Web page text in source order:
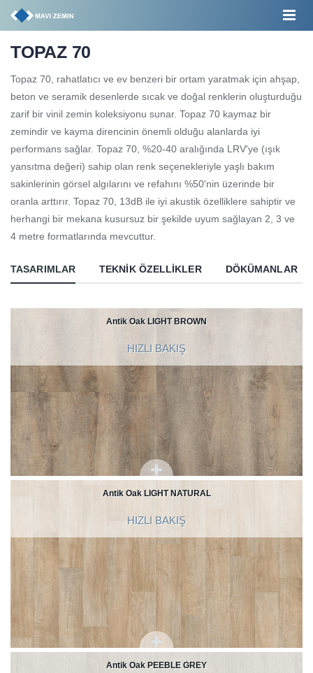
TOPAZ 70
Topaz 70, rahatlatıcı ve ev benzeri bir ortam yaratmak için ahşap,
beton ve seramik desenlerde sıcak ve doğal renklerin oluşturduğu
zarif bir vinil zemin koleksiyonu sunar. Topaz 70 kaymaz bir
zemindir ve kayma direncinin önemli olduğu alanlarda iyi
performans sağlar. Topaz 70, %20-40 aralığında LRV'ye (ışık
yansıtma değeri) sahip olan renk seçenekleriyle yaşlı bakım
sakinlerinin görsel algılarını ve refahını %50'nin üzerinde bir
oranla arttırır. Topaz 70, 13dB ile iyi akustik özelliklere sahiptir ve
herhangi bir mekana kusursuz bir şekilde uyum sağlayan 2, 3 ve
4 metre formatlarında mevcuttur.
TASARIMLAR TEKNIK ÖZELLIKLER DÖKÜMANLAR
Antik Oak LIGHT BROWN
HIZLI BAKIŞ
Antik Oak LIGHT NATURAL
HIZLI BAKIŞ
Antik Oak PEEBLE GREY